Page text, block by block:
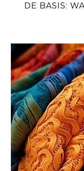
DE BASIS: